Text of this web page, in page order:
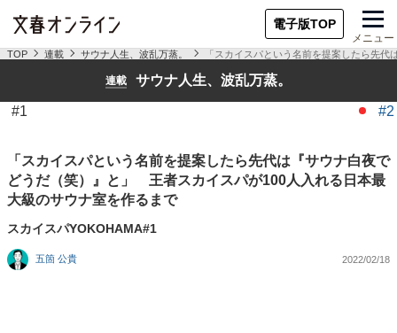
電子版TOP
メニュー
TOP 連載 サウナ人生、波乱万蒸。 「スカイスパという名前を提案したら先
連載 サウナ人生、波乱万蒸。
#1 #2
「スカイスパという名前を提案したら先代は『サウナ白夜で
どうだ（笑）』と」 王者スカイスパが100人入れる日本最
大級のサウナ室を作るまで
スカイスパYOKOHAMA#1
五箇 公貴 2022/02/18